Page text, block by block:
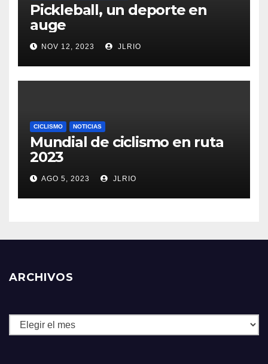
Pickleball, un deporte en
auge
NOV 12, 2023 JLRIO
CICLISMO NOTICIAS
Mundial de ciclismo en ruta
2023
AGO 5, 2023 JLRIO
ARCHIVOS
Archivos